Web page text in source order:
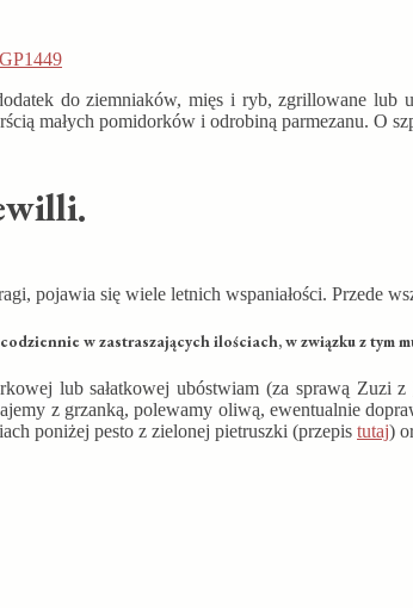
do ziemniaków, mięs i ryb, zgrillowane
małych pomidorków i odrobiną parmezanu. O
pojawia się wiele letnich wspaniałości. Przede
w zastraszających ilościach, w związku z tym
lub sałatkowej ubóstwiam (za sprawą Zuzi z
z grzanką, polewamy oliwą, ewentualnie
poniżej pesto z zielonej pietruszki (przepis tutaj)